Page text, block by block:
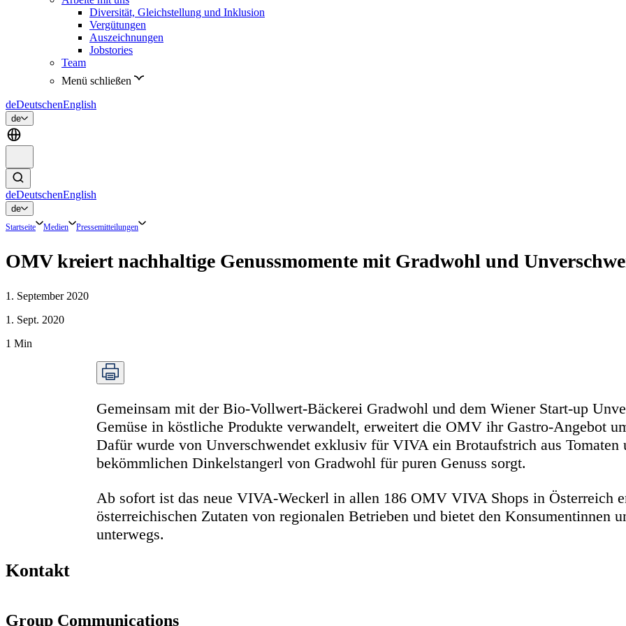
Diversität, Gleichstellung und Inklusion
Vergütungen
Auszeichnungen
Jobstories
Team
Menü schließen
deDeutschenEnglish
de
deDeutschenEnglish
de
Startseite Medien Pressemitteilungen
OMV kreiert nachhaltige Genussmomente mit Gradwohl und
1. September 2020
1. Sept. 2020
1 Min
Gemeinsam mit der Bio-Vollwert-Bäckerei Gradwohl und dem Wiener Start-up
Gemüse in köstliche Produkte verwandelt, erweitert die OMV ihr Gastro-Angebot
Dafür wurde von Unverschwendet exklusiv für VIVA ein Brotaufstrich aus
bekömmlichen Dinkelstangerl von Gradwohl für puren Genuss sorgt.
Ab sofort ist das neue VIVA-Weckerl in allen 186 OMV VIVA Shops in Österreich
österreichischen Zutaten von regionalen Betrieben und bietet den Konsumentinnen
unterwegs.
Kontakt
Group Communications